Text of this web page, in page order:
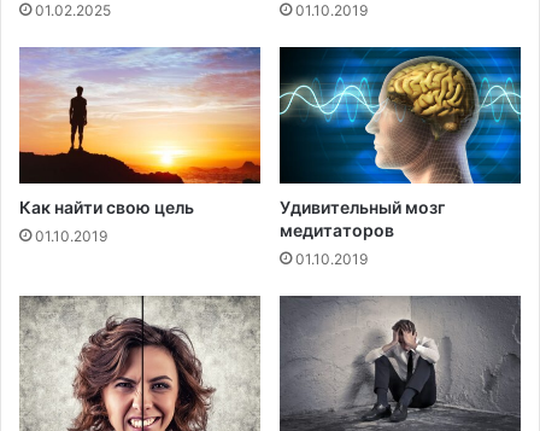
01.02.2025 01.10.2019
Как найти свою цель
01.10.2019
Удивительный мозг
медитаторов
01.10.2019